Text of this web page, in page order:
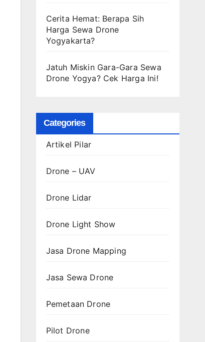
Cerita Hemat: Berapa Sih
Harga Sewa Drone
Yogyakarta?
Jatuh Miskin Gara-Gara Sewa
Drone Yogya? Cek Harga Ini!
Categories
Artikel Pilar
Drone – UAV
Drone Lidar
Drone Light Show
Jasa Drone Mapping
Jasa Sewa Drone
Pemetaan Drone
Pilot Drone